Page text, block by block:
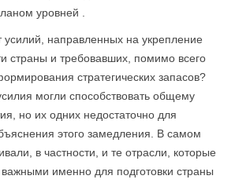
уровней .
усилий, направленных на укрепление
страны и требовавших, помимо всего
стратегических запасов?
могли способствовать общему
но их одних недостаточно для
этого замедления. В самом
в частности, и те отрасли, которые
именно для подготовки страны